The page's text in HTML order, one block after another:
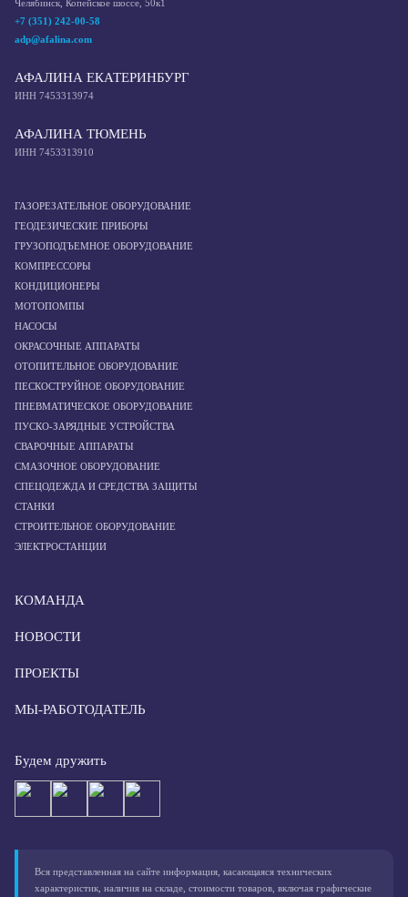
Челябинск, Копейское шоссе, 50к1
+7 (351) 242-00-58
adp@afalina.com
АФАЛИНА ЕКАТЕРИНБУРГ
ИНН 7453313974
АФАЛИНА ТЮМЕНЬ
ИНН 7453313910
ГАЗОРЕЗАТЕЛЬНОЕ ОБОРУДОВАНИЕ
ГЕОДЕЗИЧЕСКИЕ ПРИБОРЫ
ГРУЗОПОДЪЕМНОЕ ОБОРУДОВАНИЕ
КОМПРЕССОРЫ
КОНДИЦИОНЕРЫ
МОТОПОМПЫ
НАСОСЫ
ОКРАСОЧНЫЕ АППАРАТЫ
ОТОПИТЕЛЬНОЕ ОБОРУДОВАНИЕ
ПЕСКОСТРУЙНОЕ ОБОРУДОВАНИЕ
ПНЕВМАТИЧЕСКОЕ ОБОРУДОВАНИЕ
ПУСКО-ЗАРЯДНЫЕ УСТРОЙСТВА
СВАРОЧНЫЕ АППАРАТЫ
СМАЗОЧНОЕ ОБОРУДОВАНИЕ
СПЕЦОДЕЖДА И СРЕДСТВА ЗАЩИТЫ
СТАНКИ
СТРОИТЕЛЬНОЕ ОБОРУДОВАНИЕ
ЭЛЕКТРОСТАНЦИИ
КОМАНДА
НОВОСТИ
ПРОЕКТЫ
МЫ-РАБОТОДАТЕЛЬ
Будем дружить
Вся представленная на сайте информация, касающаяся технических
характеристик, наличия на складе, стоимости товаров, включая графические